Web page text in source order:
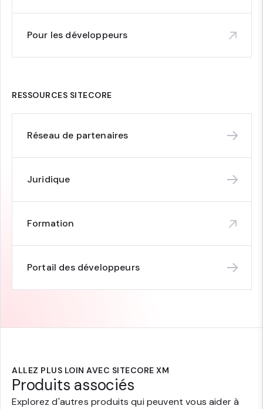
Pour les développeurs
RESSOURCES SITECORE
Réseau de partenaires
Juridique
Formation
Portail des développeurs
ALLEZ PLUS LOIN AVEC SITECORE XM
Produits associés
Explorez d'autres produits qui peuvent vous aider à